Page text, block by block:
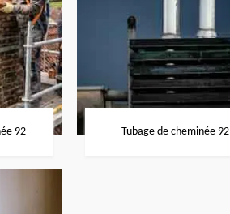
92 Tubage de cheminée 92